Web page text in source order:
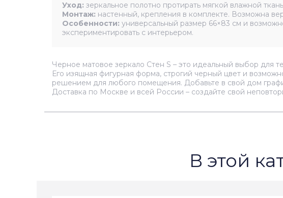
Уход: зеркальное полотно протирать мягкой влажной
Монтаж: настенный, крепления в комплекте. Возможна
Особенности: универсальный размер 66×83 см и
экспериментировать с интерьером.
Черное матовое зеркало Стен S – это идеальный выбор для
Его изящная фигурная форма, строгий черный цвет и
решением для любого помещения. Добавьте в свой дом
Доставка по Москве и всей России – создайте свой
В этой